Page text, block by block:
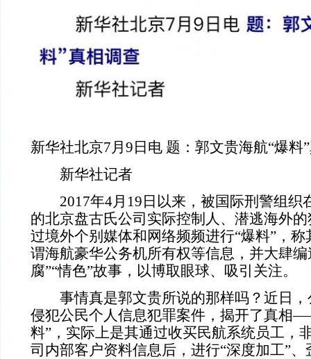
新华社北京7月9日电 题：郭文贵海航“爆料
新华社记者
2017年4月19日以来，被国际刑警组织
的北京盘古氏公司实际控制人、潜逃海外
过境外个别媒体和网络频频进行“爆料”，
谓海航豪华公务机所有权等信息，并大肆
腐”“情色”故事，以博取眼球、吸引关注。
事情真是郭文贵所说的那样吗？近日，
侵犯公民个人信息犯罪案件，揭开了真相
料”，实际上是其通过收买民航系统员工，
司内部客户资料信息后，进行“深度加工”